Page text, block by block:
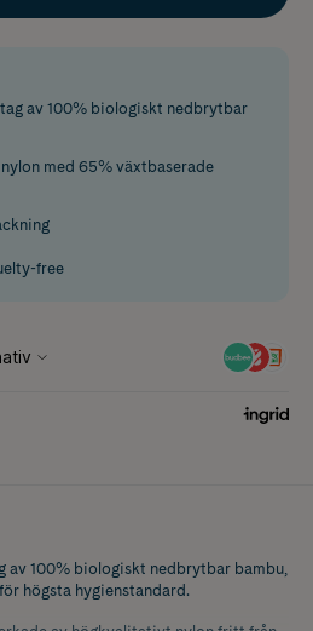
av 100% biologiskt nedbrytbar
med 65% växtbaserade
free
av 100% biologiskt nedbrytbar bambu,
högsta hygienstandard.